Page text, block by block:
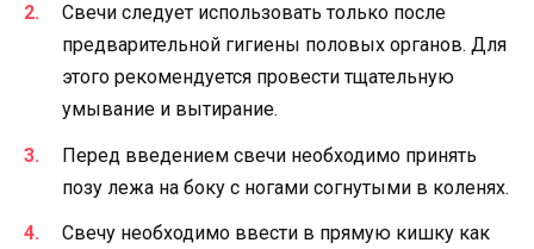
Свечи следует использовать только после
предварительной гигиены половых органов. Для
этого рекомендуется провести тщательную
умывание и вытирание.
Перед введением свечи необходимо принять
позу лежа на боку с ногами согнутыми в коленях.
Свечу необходимо ввести в прямую кишку как